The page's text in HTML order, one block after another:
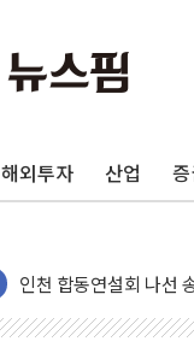
해외투자 산업
울진·영덕 '호우특보'-
[종합] 김민석, 정청래
김민석, 2주차 제주·인
인사하는 김민석 당대